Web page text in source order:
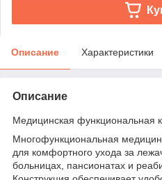
Описание Характеристики
Описание
Медицинская функциональная
Многофункциональная
для комфортного ухода за
больницах, пансионатах и